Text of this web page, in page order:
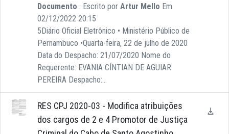
Documento · Escrito por Artur Mello Em
02/12/2022 20:15
5Diário Oficial Eletrônico • Ministério Público de
Pernambuco •Quarta-feira, 22 de julho de 2020
Data do Despacho: 21/07/2020 Nome do
Requerente: EVANIA CÍNTIAN DE AGUIAR
PEREIRA Despacho:...
RES CPJ 2020-03 - Modifica atribuições
dos cargos de 2 e 4 Promotor de Justiça